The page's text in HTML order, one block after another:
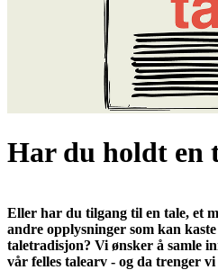
Har du holdt en
Eller har du tilgang til en tale, et
andre opplysninger som kan
taletradisjon? Vi ønsker å samle
vår felles talearv - og da trenger